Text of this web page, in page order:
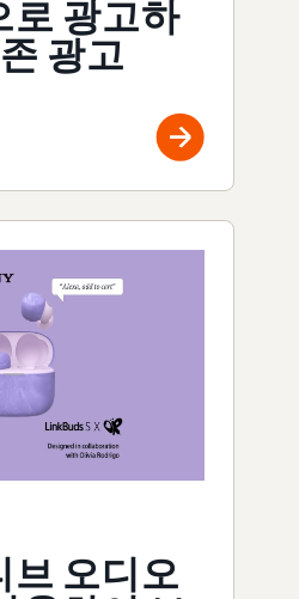
로 광고하
광고
브 오디오